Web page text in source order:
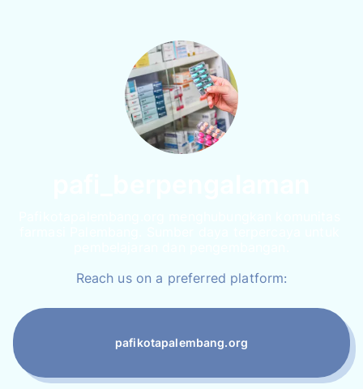
Reach us on a preferred platform:
pafikotapalembang.org